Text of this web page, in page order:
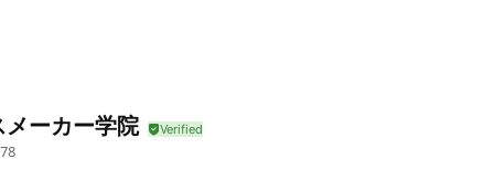
メーカー学院